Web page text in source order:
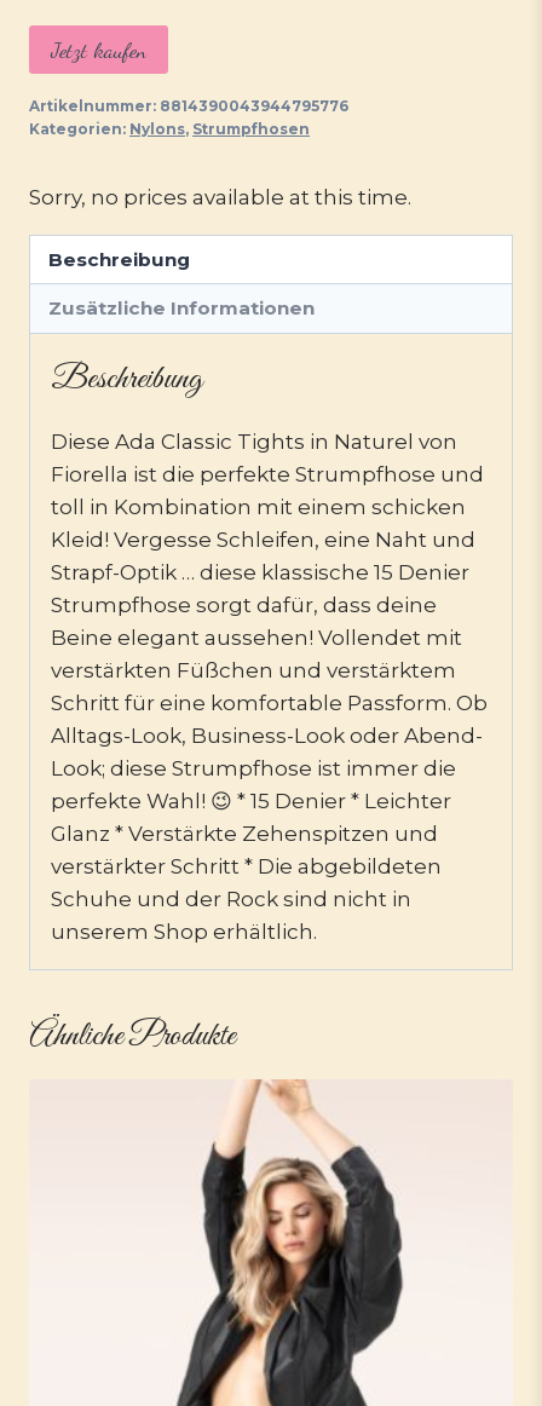
Jetzt kaufen
Artikelnummer: 8814390043944795776
Kategorien: Nylons, Strumpfhosen
Sorry, no prices available at this time.
Beschreibung
Zusätzliche Informationen
Beschreibung
Diese Ada Classic Tights in Naturel von
Fiorella ist die perfekte Strumpfhose und
toll in Kombination mit einem schicken
Kleid! Vergesse Schleifen, eine Naht und
Strapf-Optik … diese klassische 15 Denier
Strumpfhose sorgt dafür, dass deine
Beine elegant aussehen! Vollendet mit
verstärkten Füßchen und verstärktem
Schritt für eine komfortable Passform. Ob
Alltags-Look, Business-Look oder Abend-
Look; diese Strumpfhose ist immer die
perfekte Wahl! 😉 * 15 Denier * Leichter
Glanz * Verstärkte Zehenspitzen und
verstärkter Schritt * Die abgebildeten
Schuhe und der Rock sind nicht in
unserem Shop erhältlich.
Ähnliche Produkte